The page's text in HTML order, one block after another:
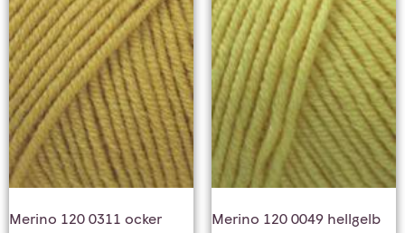
Merino 120 0311 ocker Merino 120 0049 hellgelb